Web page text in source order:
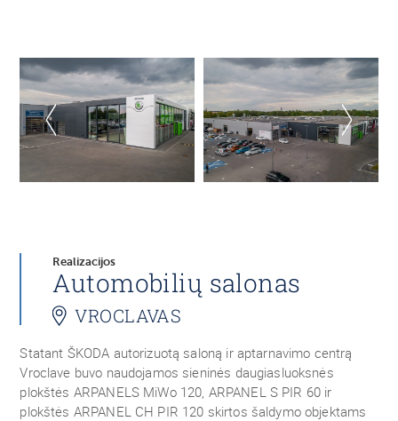
Realizacijos
Automobilių salonas
VROCLAVAS
Statant ŠKODA autorizuotą saloną ir aptarnavimo centrą
Vroclave buvo naudojamos sieninės daugiasluoksnės
plokštės ARPANELS MiWo 120, ARPANEL S PIR 60 ir
plokštės ARPANEL CH PIR 120 skirtos šaldymo objektams